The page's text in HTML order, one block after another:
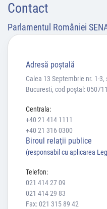
Contact
Parlamentul României
Adresă poştală
Calea 13 Septembrie nr. 1-3,
Bucuresti, cod poștal: 050711
Centrala:
+40 21 414 1111
+40 21 316 0300
Biroul relaţii publice
(responsabil cu aplicarea
Telefon:
021 414 27 09
021 414 29 83
Fax: 021 315 89 42